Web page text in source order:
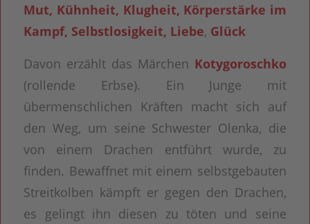
Mut, Kühnheit, Klugheit, Körperstärke im
Kampf, Selbstlosigkeit, Liebe, Glück
Davon erzählt das Märchen Kotygoroschko
(rollende Erbse). Ein Junge mit
übermenschlichen Kräften macht sich auf
den Weg, um seine Schwester Olenka, die
von einem Drachen entführt wurde, zu
finden. Bewaffnet mit einem selbstgebauten
Streitkolben kämpft er gegen den Drachen,
es gelingt ihn diesen zu töten und seine